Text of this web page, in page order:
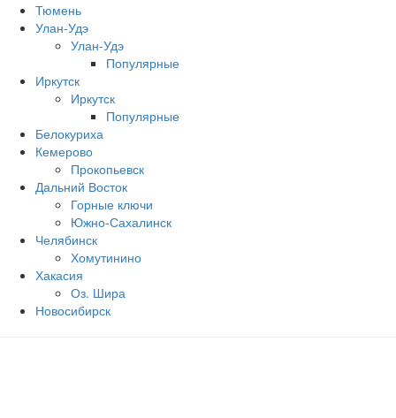
Тюмень
Улан-Удэ
Улан-Удэ
Популярные
Иркутск
Иркутск
Популярные
Белокуриха
Кемерово
Прокопьевск
Дальний Восток
Горные ключи
Южно‐Сахалинск
Челябинск
Хомутинино
Хакасия
Оз. Шира
Новосибирск